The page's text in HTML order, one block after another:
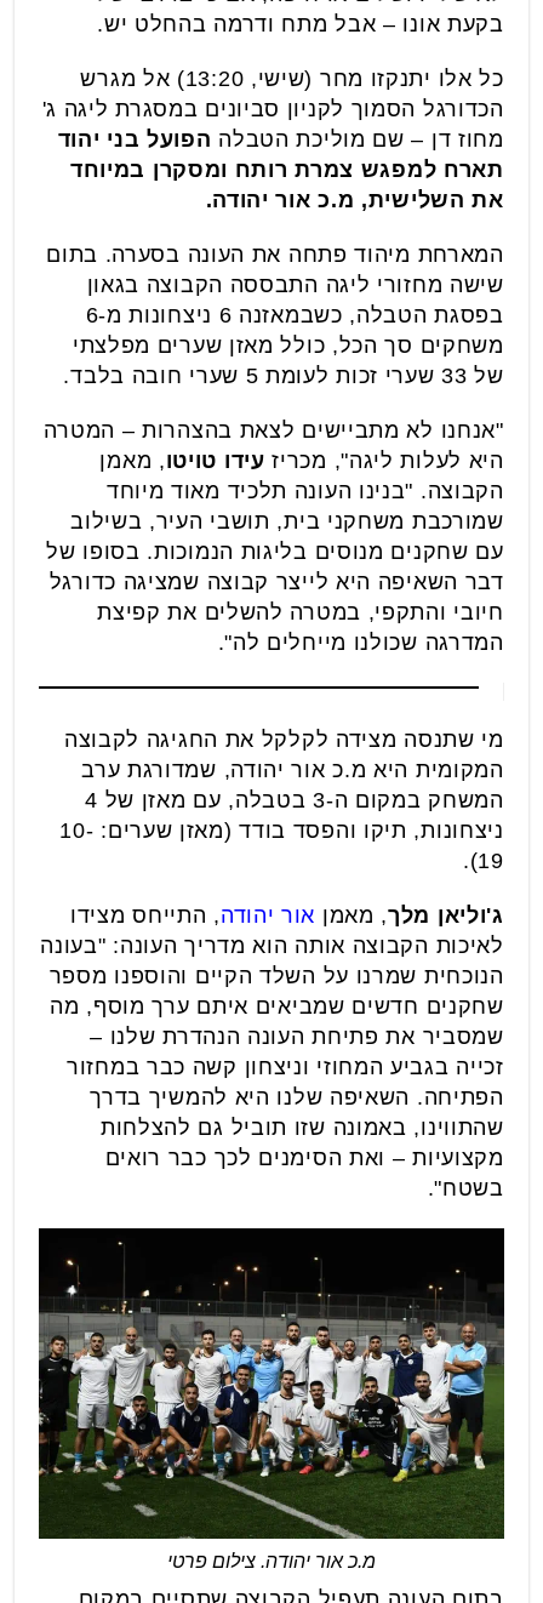
בקעת אונו – אבל מתח ודרמה בהחלט יש.
כל אלו יתנקזו מחר (שישי, 13:20) אל מגרש
הכדורגל הסמוך לקניון סביונים במסגרת ליגה ג'
מחוז דן – שם מוליכת הטבלה הפועל בני יהוד
תארח למפגש צמרת רותח ומסקרן במיוחד
את השלישית, מ.כ אור יהודה.
המארחת מיהוד פתחה את העונה בסערה. בתום
שישה מחזורי ליגה התבססה הקבוצה בגאון
בפסגת הטבלה, כשבמאזנה 6 ניצחונות מ-6
משחקים סך הכל, כולל מאזן שערים מפלצתי
של 33 שערי זכות לעומת 5 שערי חובה בלבד.
"אנחנו לא מתביישים לצאת בהצהרות – המטרה
היא לעלות ליגה", מכריז עידו טויטו, מאמן
הקבוצה. "בנינו העונה תלכיד מאוד מיוחד
שמורכבת משחקני בית, תושבי העיר, בשילוב
עם שחקנים מנוסים בליגות הנמוכות. בסופו של
דבר השאיפה היא לייצר קבוצה שמציגה כדורגל
חיובי והתקפי, במטרה להשלים את קפיצת
המדרגה שכולנו מייחלים לה".
מי שתנסה מצידה לקלקל את החגיגה לקבוצה
המקומית היא מ.כ אור יהודה, שמדורגת ערב
המשחק במקום ה-3 בטבלה, עם מאזן של 4
ניצחונות, תיקו והפסד בודד (מאזן שערים: 10-
19).
ג'וליאן מלך, מאמן אור יהודה, התייחס מצידו
לאיכות הקבוצה אותה הוא מדריך העונה: "בעונה
הנוכחית שמרנו על השלד הקיים והוספנו מספר
שחקנים חדשים שמביאים איתם ערך מוסף, מה
שמסביר את פתיחת העונה הנהדרת שלנו –
זכייה בגביע המחוזי וניצחון קשה כבר במחזור
הפתיחה. השאיפה שלנו היא להמשיך בדרך
שהתווינו, באמונה שזו תוביל גם להצלחות
מקצועיות – ואת הסימנים לכך כבר רואים
בשטח".
מ.כ אור יהודה. צילום פרטי